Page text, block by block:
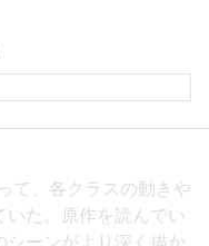
て、各クラスの動きや
いた。原作を読んでい
シーンがより深く描か